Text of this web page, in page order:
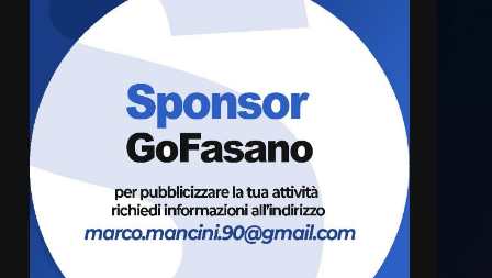
Carta d’identità: continua il
straordinarie del Comune di
Fasano
6 Agosto 2026 14:16
7
Grazia Neglia, coordinatrice
cittadina di Fratelli d’Italia,
pronta a tornare in Consiglio
comunale
6 Agosto 2026 08:00